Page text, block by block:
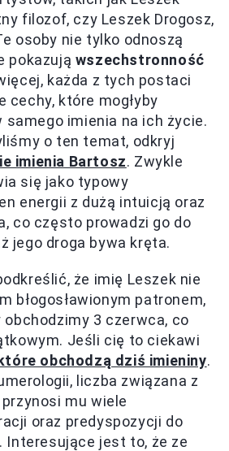
filozof, czy Leszek Drogosz,
osoby nie tylko odnoszą
pokazują wszechstronność
każda z tych postaci
cechy, które mogłyby
samego imienia na ich życie.
o ten temat, odkryj
imienia Bartosz. Zwykle
się jako typowy
energii z dużą intuicją oraz
co często prowadzi go do
jego droga bywa kręta.
że imię Leszek nie
błogosławionym patronem,
obchodzimy 3 czerwca, co
Jeśli cię to ciekawi
obchodzą dziś imieniny.
liczba związana z
mu wiele
oraz predyspozycji do
Interesujące jest to, że ze